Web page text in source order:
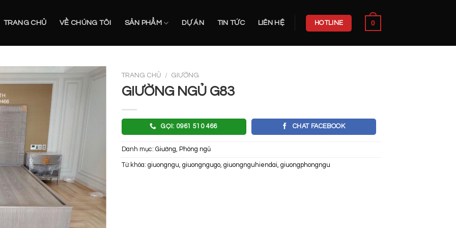
TRANG CHỦ VỀ CHÚNG TÔI SẢN PHẨM DỰ ÁN TIN TỨC LIÊN HỆ HOTLINE 0
TRANG CHỦ / GIƯỜNG
GIƯỜNG NGỦ G83
GỌI: 0961 510 466 CHAT FACEBOOK
Danh mục: Giường Phòng ngủ
Từ khóa: giuongngu giuongngugo giuongnguhiendai giuongphongngu